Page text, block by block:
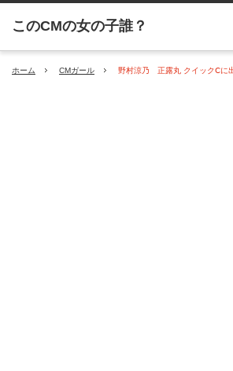
ホーム CMガール 野村涼乃 正露丸 クイックⅭに